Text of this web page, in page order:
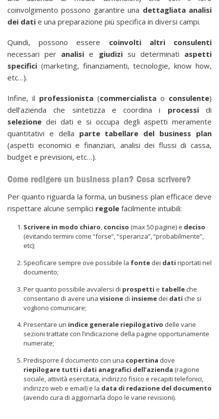
coinvolgimento possono garantire una dettagliata analisi
dei dati e una preparazione più specifica in diversi campi.
Quindi, possono essere coinvolti altri consulenti
necessari per analisi e giudizisu determinati aspetti
specifici (marketing, finanziamenti, tecnologie, know how,
etc…).
Infine, il professionista (commercialista o consulente)
dell’azienda che sintetizza e coordina i processidi
selezione dei dati e si occupa degli aspetti meramente
quantitativi e della parte tabellare del business plan
(aspetti economici e finanziari, analisi dei flussi di cassa,
budget e previsioni, etc…).
Come redigere un business plan? Cosa scrivere?
Per quanto riguarda la forma, un business plan efficace deve
rispettare alcune semplici regole facilmente intuibili:
Scrivere in modo chiaro, conciso (max 50 pagine) e deciso
(evitando termini come “forse”, “speranza”, “probabilmente”,
etc);
Specificare sempre ove possibile la fontedei dati riportati nel
documento;
Per quanto possibile avvalersi di prospetti e tabelleche
consentano di avere una visionedi insiemedei dati che si
vogliono comunicare;
Presentare un indice generale riepilogativo delle varie
sezioni trattate con l’indicazione della pagine opportunamente
numerate;
Predisporre il documento con una copertina dove
riepilogare tutti i dati anagrafici dell’azienda (ragione
sociale, attività esercitata, indirizzo fisico e recapiti telefonici,
indirizzo web e email) e la data di redazione del documento
(avendo cura di aggiornarla dopo le varie revisioni).